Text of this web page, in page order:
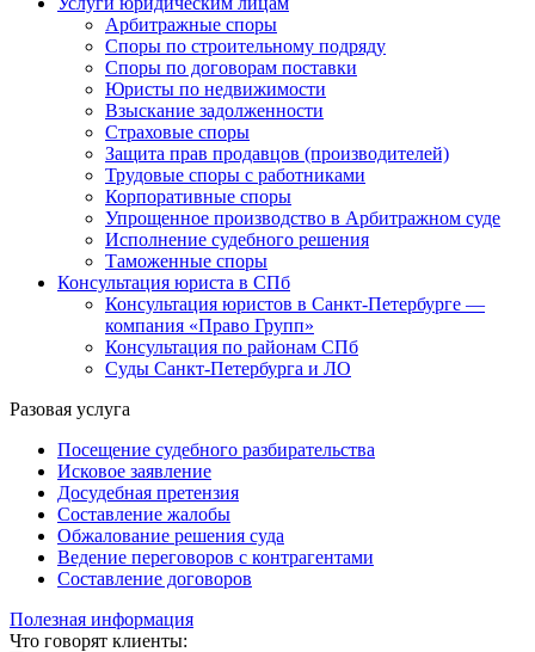
Арбитражные споры
Споры по строительному подряду
Споры по договорам поставки
Юристы по недвижимости
Взыскание задолженности
Страховые споры
Защита прав продавцов (производителей)
Трудовые споры с работниками
Корпоративные споры
Упрощенное производство в Арбитражном суде
Исполнение судебного решения
Таможенные споры
Консультация юриста в СПб
Консультация юристов в Санкт-Петербурге —
компания «Право Групп»
Консультация по районам СПб
Суды Санкт-Петербурга и ЛО
Разовая услуга
Посещение судебного разбирательства
Исковое заявление
Досудебная претензия
Составление жалобы
Обжалование решения суда
Ведение переговоров с контрагентами
Составление договоров
Полезная информация
Что говорят клиенты: